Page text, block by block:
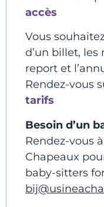
accès
Vous
d’un billet,
report et
Rendez-vous
tarifs
Besoin d’un
Rendez-vous
Chapeaux
baby-sitters